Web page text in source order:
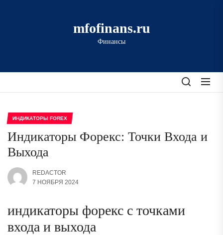
mfofinans.ru
Финансы
ИНДИКАТОРЫ FOREX
Индикаторы Форекс: Точки Входа и
Выхода
REDACTOR
7 НОЯБРЯ 2024
индикаторы форекс с точками
входа и выхода